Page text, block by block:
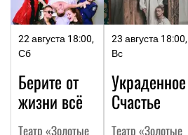
22 августа 18:00,
Сб
Берите от
жизни всё
Театр «Золотые
23 августа 18:00,
Вс
Украденное
Счастье
Театр «Золотые